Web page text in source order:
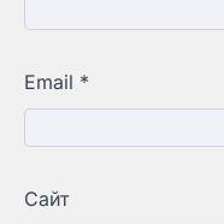
Email *
Сайт